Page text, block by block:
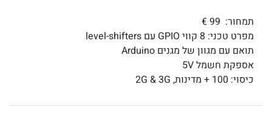
תמחור: 99 €
מפרט טכני: 8 קווי GPIO עם level-shifters
תואם עם מגוון של מגנים Arduino
אספקת חשמל 5V
כיסוי: 100 + מדינות, 2G & 3G